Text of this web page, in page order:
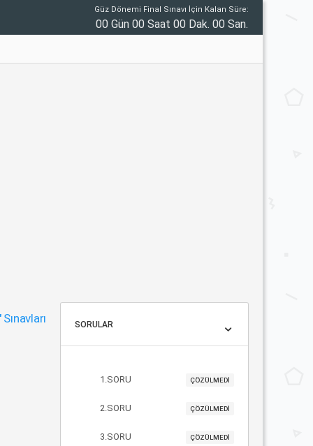
Güz Dönemi Final Sınavı İçin Kalan Süre:
00 Gün 00 Saat 00 Dak. 00 San.
Sınavları SORULAR
1.SORU ÇÖZÜLMEDİ
2.SORU ÇÖZÜLMEDİ
3.SORU ÇÖZÜLMEDİ